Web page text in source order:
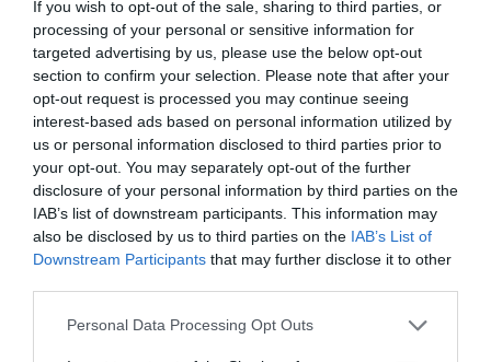
If you wish to opt-out of the sale, sharing to third parties, or
processing of your personal or sensitive information for
targeted advertising by us, please use the below opt-out
section to confirm your selection. Please note that after your
opt-out request is processed you may continue seeing
interest-based ads based on personal information utilized by
us or personal information disclosed to third parties prior to
your opt-out. You may separately opt-out of the further
disclosure of your personal information by third parties on the
IAB’s list of downstream participants. This information may
also be disclosed by us to third parties on the IAB’s List of
Downstream Participants that may further disclose it to other
Please note that this website/app uses one or more Google
Personal Data Processing Opt Outs
Η διαφθορά απειλεί και τη… ζωή μας
Έκπληκτη, η κοινή γνώμη παρακολουθεί τις
τελευταίες μέρες την αποκάλυψη της κο­μπίνας
με τα…